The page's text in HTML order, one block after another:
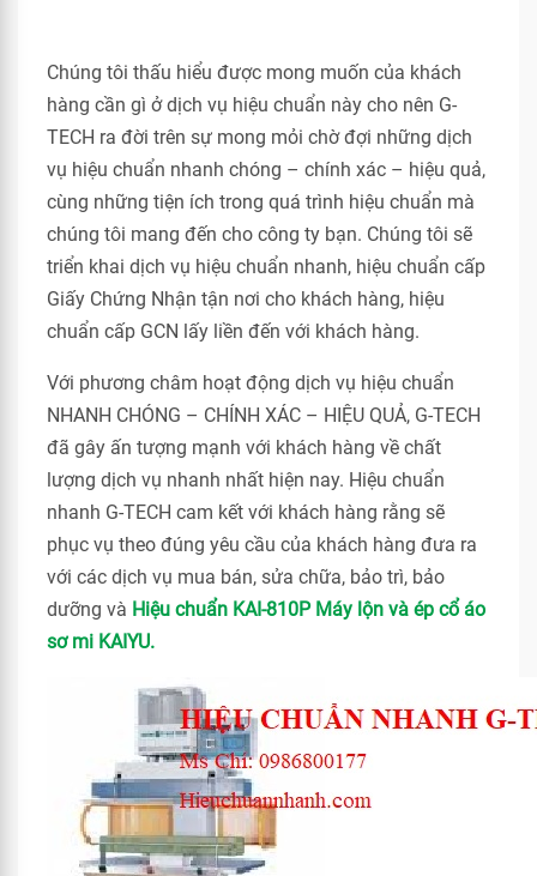
Chúng tôi thấu hiểu được mong muốn của khách
hàng cần gì ở dịch vụ hiệu chuẩn này cho nên G-
TECH ra đời trên sự mong mỏi chờ đợi những dịch
vụ hiệu chuẩn nhanh chóng – chính xác – hiệu quả,
cùng những tiện ích trong quá trình hiệu chuẩn mà
chúng tôi mang đến cho công ty bạn. Chúng tôi sẽ
triển khai dịch vụ hiệu chuẩn nhanh, hiệu chuẩn cấp
Giấy Chứng Nhận tận nơi cho khách hàng, hiệu
chuẩn cấp GCN lấy liền đến với khách hàng.
Với phương châm hoạt động dịch vụ hiệu chuẩn
NHANH CHÓNG – CHÍNH XÁC – HIỆU QUẢ, G-TECH
đã gây ấn tượng mạnh với khách hàng về chất
lượng dịch vụ nhanh nhất hiện nay. Hiệu chuẩn
nhanh G-TECH cam kết với khách hàng rằng sẽ
phục vụ theo đúng yêu cầu của khách hàng đưa ra
với các dịch vụ mua bán, sửa chữa, bảo trì, bảo
dưỡng và Hiệu chuẩn KAI-810P Máy lộn và ép cổ áo
sơ mi KAIYU.